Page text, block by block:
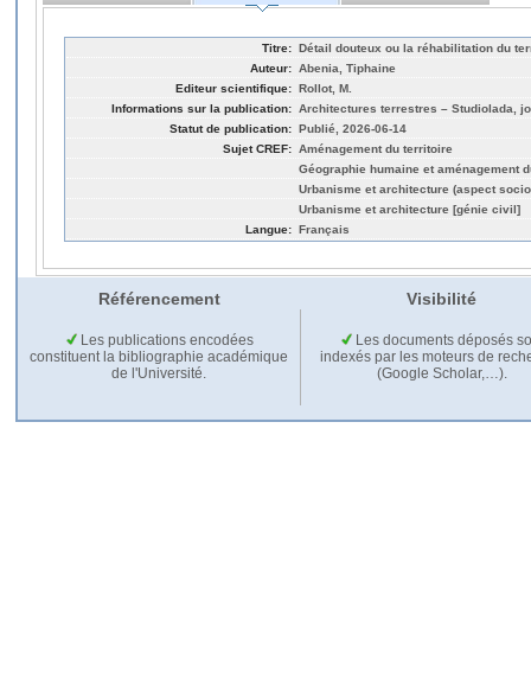
Titre: Détail douteux ou la réhabilitation du
Auteur: Abenia, Tiphaine
Editeur scientifique: Rollot, M.
Informations sur la publication: Architectures terrestres – Studiolada,
Statut de publication: Publié, 2026-06-14
Sujet CREF: Aménagement du territoire
Géographie humaine et aménagement
Urbanisme et architecture (aspect
Urbanisme et architecture [génie civil]
Langue: Français
Référencement Visibilité
Les publications encodées
constituent la bibliographie académique
de l'Université.
Les documents déposés
indexés par les moteurs de
(Google Scholar,…).